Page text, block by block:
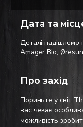
Дата та
Деталі надішлемо
Amager Bio,
Про захід
Пориньте у світ
вас чекає
можливість